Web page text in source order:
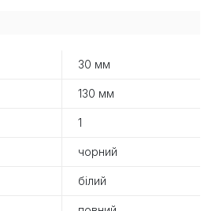
30 мм
130 мм
1
чорний
білий